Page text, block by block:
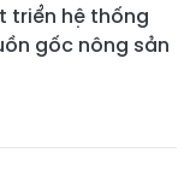
triển hệ thống
gốc nông sản